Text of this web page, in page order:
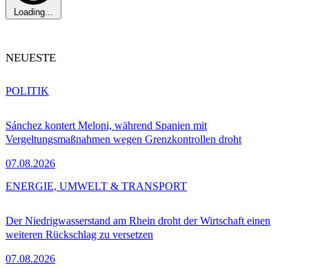
Loading...
NEUESTE
Sánchez kontert Meloni, während Spanien mit
Vergeltungsmaßnahmen wegen Grenzkontrollen droht
07.08.2026
POLITIK
Der Niedrigwasserstand am Rhein droht der Wirtschaft einen
weiteren Rückschlag zu versetzen
07.08.2026
ENERGIE, UMWELT & TRANSPORT